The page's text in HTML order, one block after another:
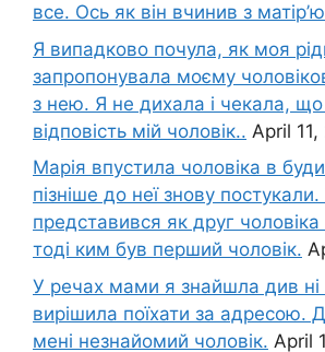
все. Ось як він вчинив з
Я випадково почула, як моя
запропонувала моєму
з нею. Я не дихала і чекала,
відповість мій чоловік.. April
Марія впустила чоловіка в
пізніше до неї знову
представився як друг
тоді ким був перший чоловік.
У речах мами я знайшла див ні
вирішила поїхати за адресою.
мені незнайомий чоловік. April